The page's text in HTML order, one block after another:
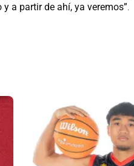
a partir de ahí, ya veremos”.